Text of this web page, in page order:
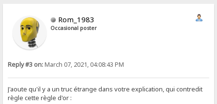
Rom_1983
Occasional poster
Reply #3 on:March 07, 2021, 04:08:43 PM
J'aoute qu'il y a un truc étrange dans votre explication, qui contredit
règle cette règle d'or :